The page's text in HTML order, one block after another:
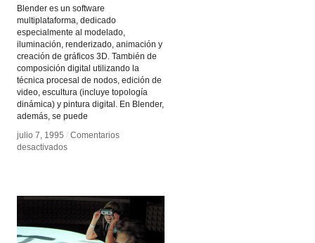
Blender es un software
multiplataforma, dedicado
especialmente al modelado,
iluminación, renderizado, animación y
creación de gráficos 3D. También de
composición digital utilizando la
técnica procesal de nodos, edición de
video, escultura (incluye topología
dinámica) y pintura digital. En Blender,
además, se puede
julio 7, 1995 / Comentarios
desactivadosen
julio 7, 1995 / Comentarios
desactivadosen